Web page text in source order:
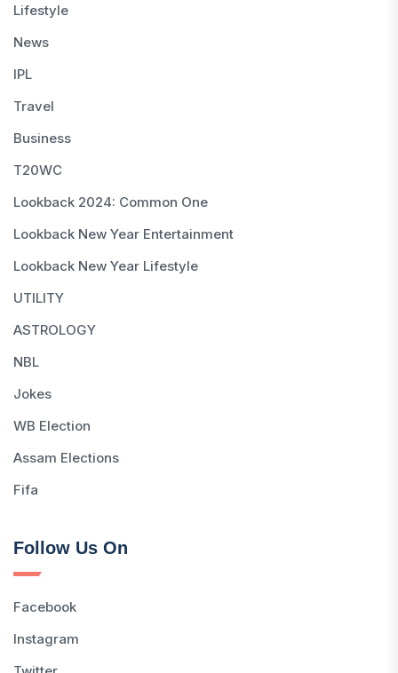
Lifestyle
News
IPL
Travel
Business
T20WC
Lookback 2024: Common One
Lookback New Year Entertainment
Lookback New Year Lifestyle
UTILITY
ASTROLOGY
NBL
Jokes
WB Election
Assam Elections
Fifa
Follow Us On
Facebook
Instagram